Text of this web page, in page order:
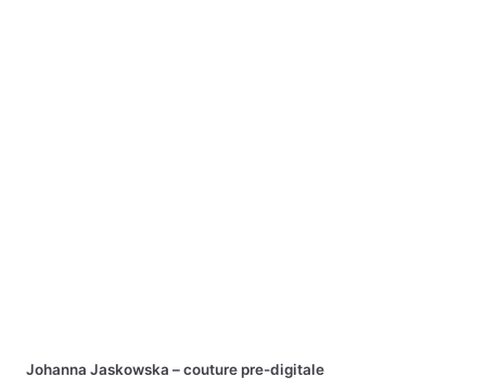
Johanna Jaskowska – couture pre-digitale